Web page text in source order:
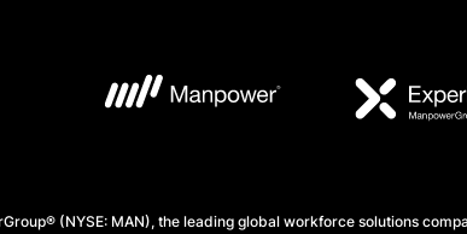
(NYSE: MAN), the leading global workforce solutions